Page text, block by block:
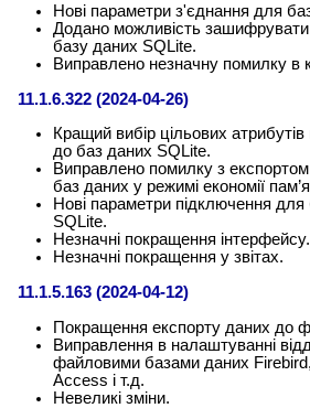
Нові параметри з'єднання для
Додано можливість
базу даних SQLite.
Виправлено незначну помилку в
11.1.6.322 (2024-04-26)
Кращий вибір цільових
до баз даних SQLite.
Виправлено помилку з
баз даних у режимі економії
Нові параметри підключення для
SQLite.
Незначні покращення інтерфейсу.
Незначні покращення у звітах.
11.1.5.163 (2024-04-12)
Покращення експорту даних до
Виправлення в налаштуванні
файловими базами даних
Access і т.д.
Невеликі зміни.